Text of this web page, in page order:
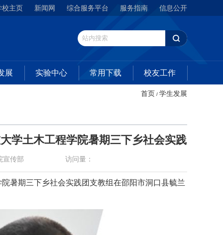
校主页 新闻网 综合服务平台 服务指南 信息公开
展 实验中心 常用下载 校友工作
首页 / 学生发展
学土木工程学院暑期三下乡社会实践
宣传部 访问量：
暑期三下乡社会实践团支教组在邵阳市洞口县毓兰